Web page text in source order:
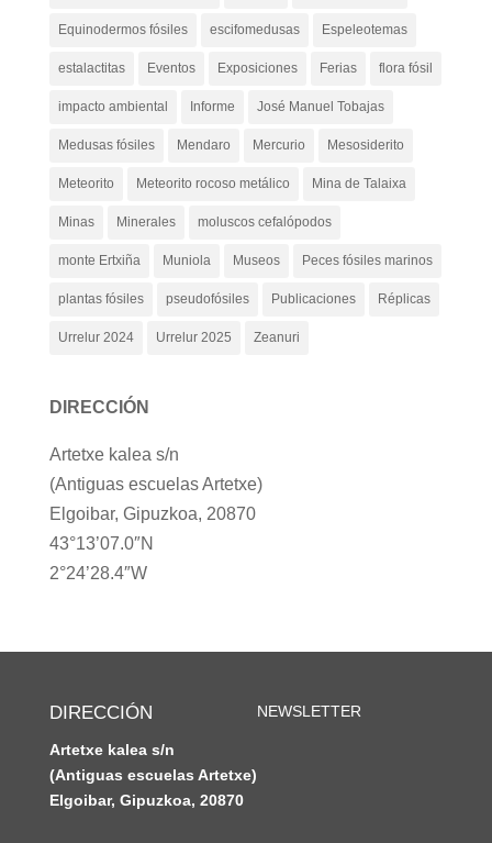
Equinodermos fósiles escifomedusas Espeleotemas
estalactitas Eventos Exposiciones Ferias flora fósil
impacto ambiental Informe José Manuel Tobajas
Medusas fósiles Mendaro Mercurio Mesosiderito
Meteorito Meteorito rocoso metálico Mina de Talaixa
Minas Minerales moluscos cefalópodos
monte Ertxiña Muniola Museos Peces fósiles marinos
plantas fósiles pseudofósiles Publicaciones Réplicas
Urrelur 2024 Urrelur 2025 Zeanuri
DIRECCIÓN
Artetxe kalea s/n
(Antiguas escuelas Artetxe)
Elgoibar, Gipuzkoa, 20870
43°13’07.0″N
2°24’28.4″W
DIRECCIÓN
Artetxe kalea s/n
(Antiguas escuelas Artetxe)
Elgoibar, Gipuzkoa, 20870
NEWSLETTER